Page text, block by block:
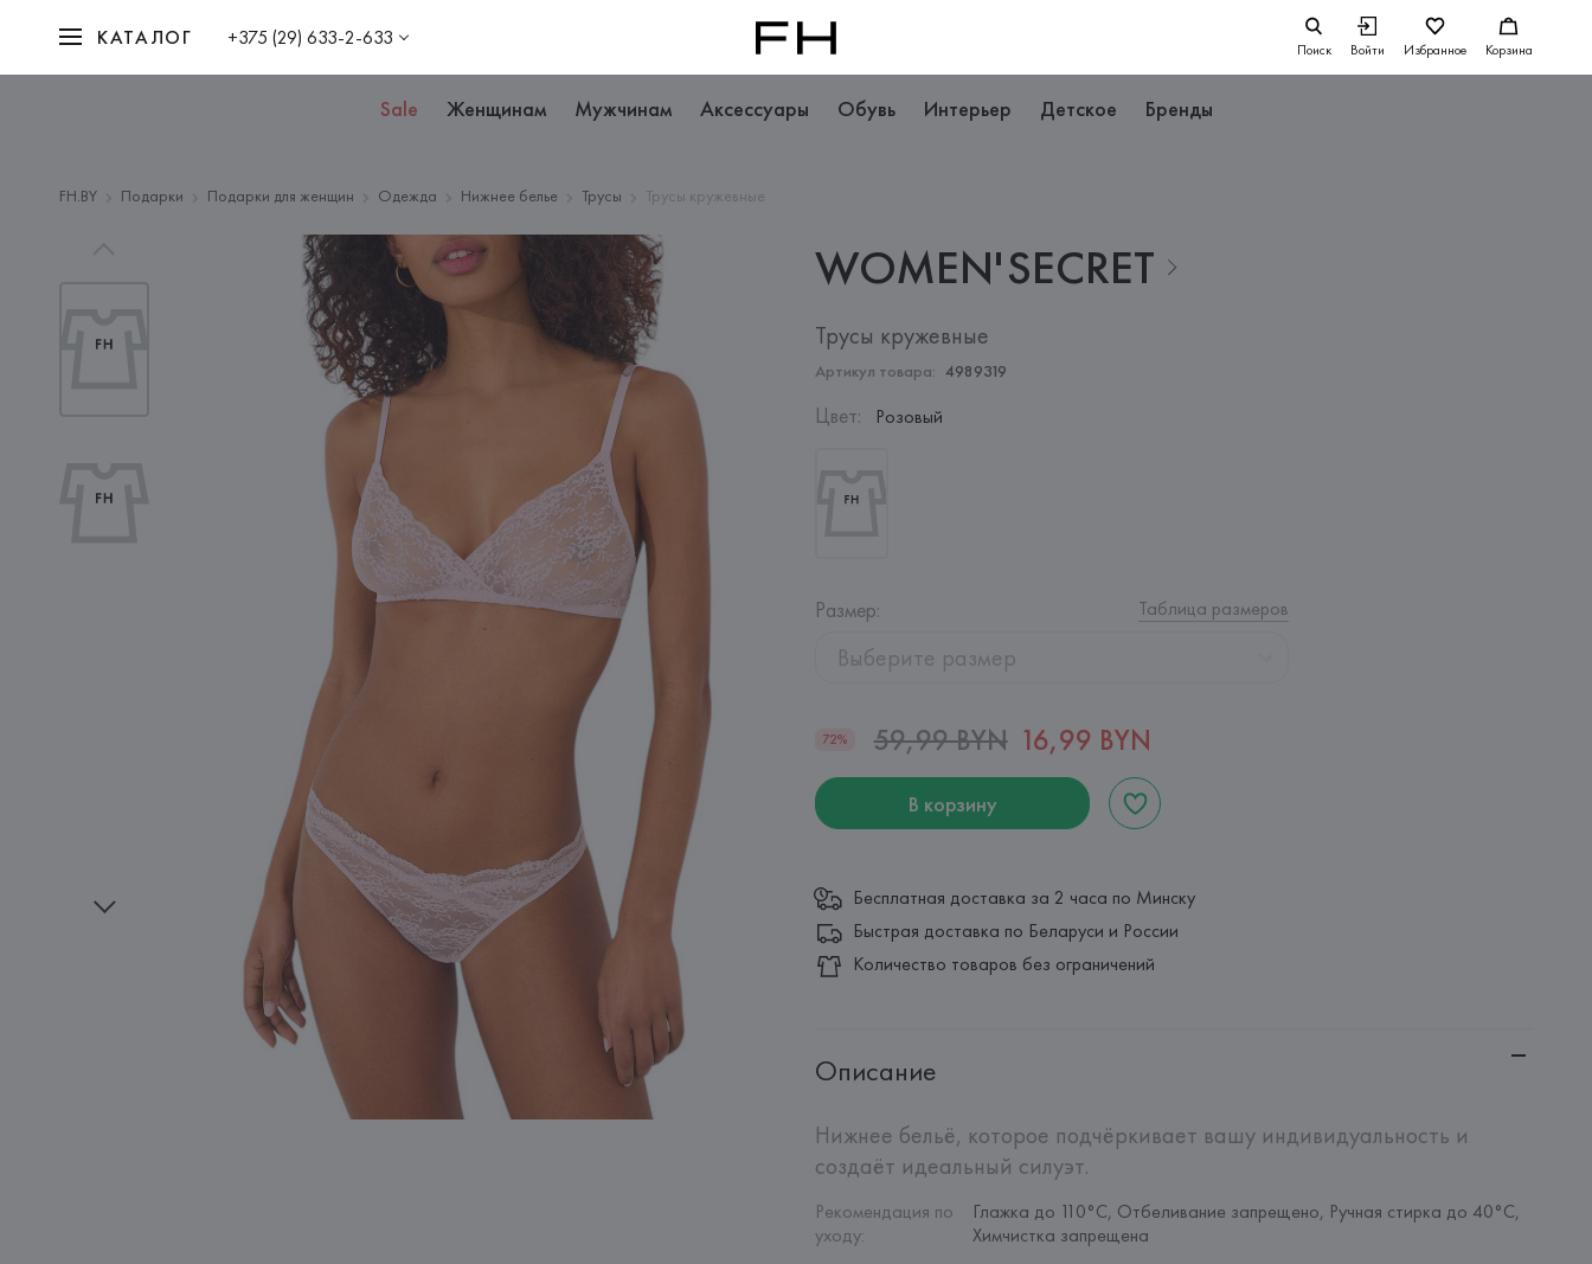
КАТАЛОГ +375 (29) 633-2-633 Поиск Войти Избранное Корзина
Sale Женщинам Мужчинам Аксессуары Обувь Интерьер Детское Бренды
FH.BY Подарки Подарки для женщин Одежда Нижнее белье Трусы Трусы кружевные
WOMEN'SECRET
Трусы кружевные
Артикул товара: 4989319
Цвет: Розовый
Размер: Таблица размеров
Выберите размер
72% 59,99 BYN 16,99 BYN
В корзину
Бесплатная доставка за 2 часа по Минску
Быстрая доставка по Беларуси и России
Количество товаров без ограничений
Описание
Нижнее бельё, которое подчёркивает вашу индивидуальность и
создаёт идеальный силуэт.
Рекомендация по
уходу:
Глажка до 110°C, Отбеливание запрещено, Ручная стирка до 40°C,
Химчистка запрещена